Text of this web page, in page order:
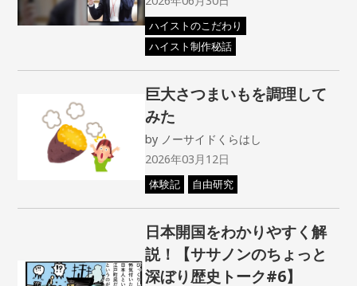
ハイストのこだわり
ハイスト制作秘話
巨大さつまいもを調理して
みた
by ノーサイドくらはし
2026年03月12日
体験記 自由研究
日本開国をわかりやすく解
説！【ササノンのちょっと
深ぼり歴史トーク#6】